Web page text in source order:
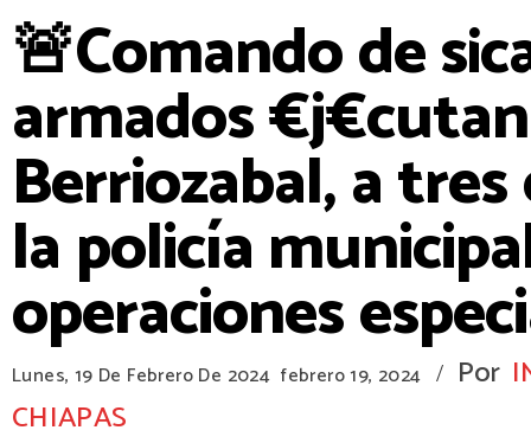
🚨Comando de
armados
Berriozabal, a
la policía
operaciones
Lunes, 19 De Febrero De 2024 febrero 19, 2024 / Por
CHIAPAS